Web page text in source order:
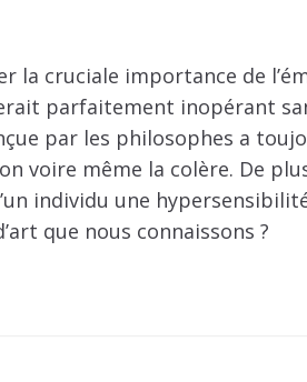
la cruciale importance de
parfaitement inopérant
par les philosophes a
voire même la colère. De
individu une
que nous connaissons ?